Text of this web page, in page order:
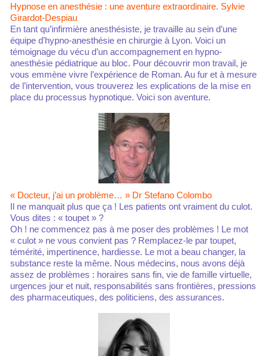
Hypnose en anesthésie : une aventure extraordinaire. Sylvie
Girardot-Despiau
En tant qu’infirmière anesthésiste, je travaille au sein d’une
équipe d’hypno-anesthésie en chirurgie à Lyon. Voici un
témoignage du vécu d’un accompagnement en hypno-
anesthésie pédiatrique au bloc. Pour découvrir mon travail, je
vous emmène vivre l’expérience de Roman. Au fur et à mesure
de l’intervention, vous trouverez les explications de la mise en
place du processus hypnotique. Voici son aventure.
« Docteur, j’ai un problème… » Dr Stefano Colombo
Il ne manquait plus que ça ! Les patients ont vraiment du culot.
Vous dites : « toupet » ?
Oh ! ne commencez pas à me poser des problèmes ! Le mot
« culot » ne vous convient pas ? Remplacez-le par toupet,
témérité, impertinence, hardiesse. Le mot a beau changer, la
substance reste la même. Nous médecins, nous avons déjà
assez de problèmes : horaires sans fin, vie de famille virtuelle,
urgences jour et nuit, responsabilités sans frontières, pressions
des pharmaceutiques, des politiciens, des assurances.